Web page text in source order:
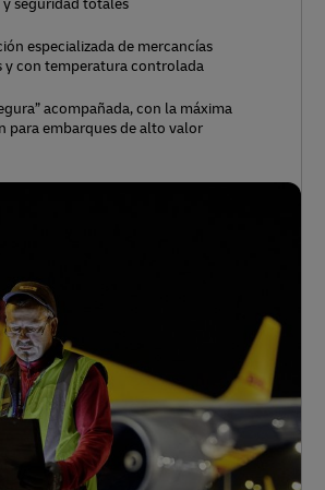
seguridad totales
especializada de mercancías
y con temperatura controlada
acompañada, con la máxima
para embarques de alto valor